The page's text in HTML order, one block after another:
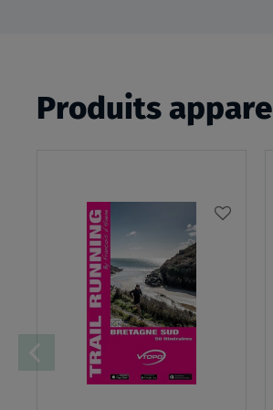
Produits